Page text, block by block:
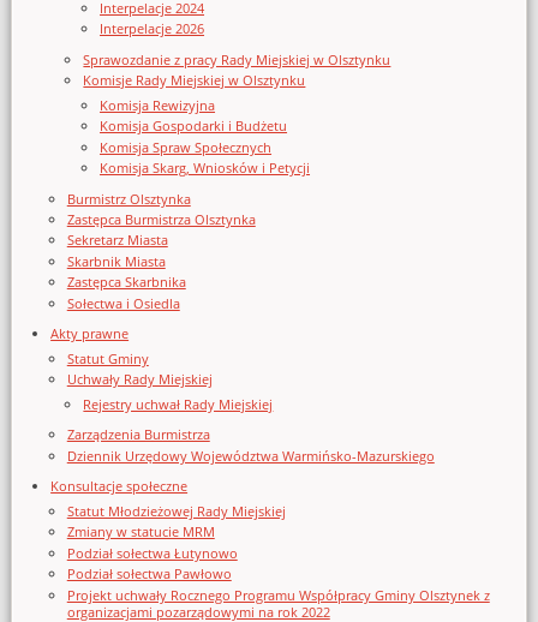
Interpelacje 2024
Interpelacje 2026
Sprawozdanie z pracy Rady Miejskiej w Olsztynku
Komisje Rady Miejskiej w Olsztynku
Komisja Rewizyjna
Komisja Gospodarki i Budżetu
Komisja Spraw Społecznych
Komisja Skarg, Wniosków i Petycji
Burmistrz Olsztynka
Zastępca Burmistrza Olsztynka
Sekretarz Miasta
Skarbnik Miasta
Zastępca Skarbnika
Sołectwa i Osiedla
Akty prawne
Statut Gminy
Uchwały Rady Miejskiej
Rejestry uchwał Rady Miejskiej
Zarządzenia Burmistrza
Dziennik Urzędowy Województwa Warmińsko-Mazurskiego
Konsultacje społeczne
Statut Młodzieżowej Rady Miejskiej
Zmiany w statucie MRM
Podział sołectwa Łutynowo
Podział sołectwa Pawłowo
Projekt uchwały Rocznego Programu Współpracy Gminy Olsztynek z
organizacjami pozarządowymi na rok 2022